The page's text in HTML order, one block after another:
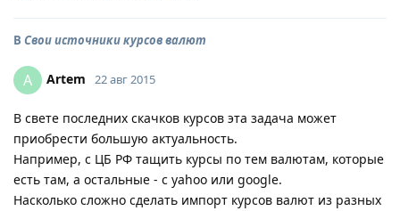
В Свои источники курсов валют
A Artem 22 авг 2015
В свете последних скачков курсов эта задача может
приобрести большую актуальность.
Например, с ЦБ РФ тащить курсы по тем валютам, которые
есть там, а остальные - с yahoo или google.
Насколько сложно сделать импорт курсов валют из разных